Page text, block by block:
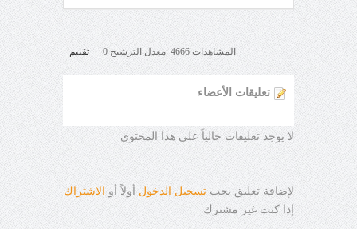
المشاهدات 4666 معدل الترشيح 0 تقييم
تعليقات الأعضاء
لا يوجد تعليقات حالياً على هذا المحتوى
لإضافة تعليق يجبتسجيل الدخول أولاً أو الاشتراك
إذا كنت غير مشترك